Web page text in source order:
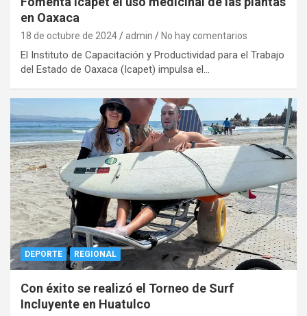
en Oaxaca
18 de octubre de 2024 admin No hay comentarios
El Instituto de Capacitación y Productividad para el Trabajo
del Estado de Oaxaca (Icapet) impulsa el…
DEPORTE REGIONAL
Con éxito se realizó el Torneo de Surf
Incluyente en Huatulco